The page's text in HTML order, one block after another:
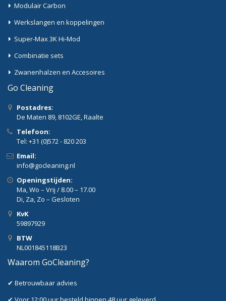
Modulair Carbon
Werkslangen en koppelingen
Super-Max 3K Hi-Mod
Combinatie sets
Zwanenhalzen en Accesoires
Go Cleaning
Postadres:
De Maten 89, 8102GE, Raalte
Telefoon:
Tel: +31 (0)572 - 820 203
Email:
info@gocleaning.nl
Openingstijden:
Ma, Wo – Vrij / 8.00 – 17.00
Di, Za, Zo – Gesloten
KvK
59897929
BTW
NL001845118B23
Waarom GoCleaning?
✔ Betrouwbaar advies